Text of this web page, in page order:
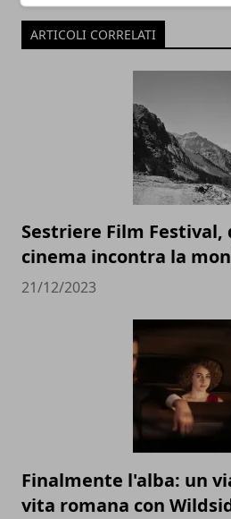
ARTICOLI CORRELATI
Sestriere Film Festival,
cinema incontra la
21/12/2023
Finalmente l'alba: un
vita romana con